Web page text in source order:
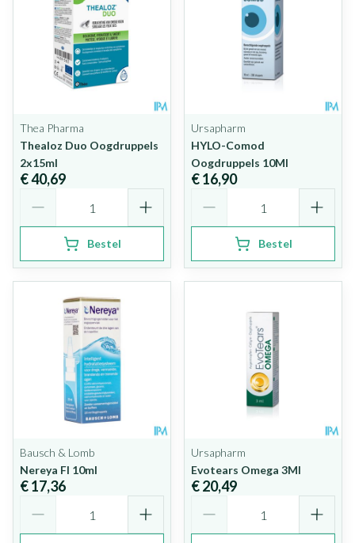
Thea Pharma
Thealoz Duo Oogdruppels
2x15ml
€ 40,69
Bestel
Ursapharm
HYLO-Comod
Oogdruppels 10Ml
€ 16,90
Bestel
Bausch & Lomb
Nereya Fl 10ml
€ 17,36
Ursapharm
Evotears Omega 3Ml
€ 20,49